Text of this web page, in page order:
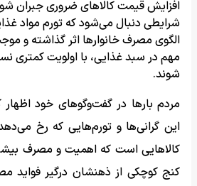
افزایش قیمت کالاهای ضروری جبران
شرایطی دنبال می‌شود که تورم مواد
الگوی مصرف خانوارها اثر گذاشته و
مهم در سبد غذایی، با اولویت کمتری
شوند.
مردم بارها در گفت‌وگوهای خود اظهار
این گرانی‌ها و تورم‌هایی که رخ
کالاهایی است که اهمیت و مصرف
کنج کوچکی از ذهنشان درگیر فواید